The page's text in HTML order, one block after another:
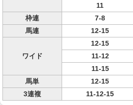
11
枠連
7-8
馬連
12-15
ワイド
12-15
11-12
11-15
馬単
12-15
3連複
11-12-15